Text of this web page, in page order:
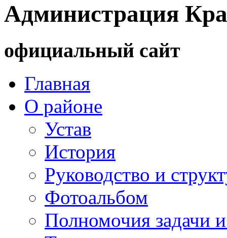
Администрация
официальный сайт
Главная
О районе
Устав
История
Руководство и
Фотоальбом
Полномочия задачи